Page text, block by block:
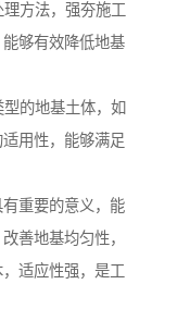
方法，强夯施工
够有效降低地基
的地基土体，如
用性，能够满足
重要的意义，能
善地基均匀性，
适应性强，是工